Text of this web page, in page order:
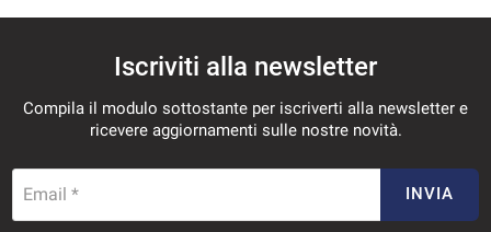
Iscriviti alla newsletter
Compila il modulo sottostante per iscriverti alla newsletter e
ricevere aggiornamenti sulle nostre novità.
Email * INVIA
Salva